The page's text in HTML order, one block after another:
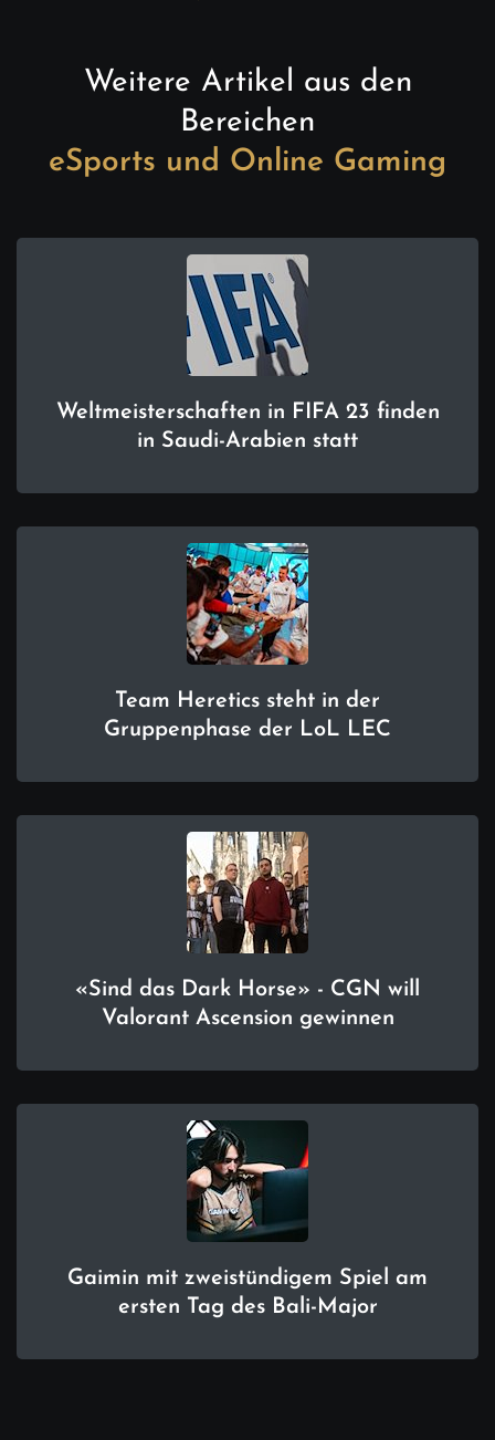
Weitere Artikel aus den
Bereichen
eSports und Online Gaming
Weltmeisterschaften in FIFA 23 finden
in Saudi-Arabien statt
Team Heretics steht in der
Gruppenphase der LoL LEC
«Sind das Dark Horse» - CGN will
Valorant Ascension gewinnen
Gaimin mit zweistündigem Spiel am
ersten Tag des Bali-Major